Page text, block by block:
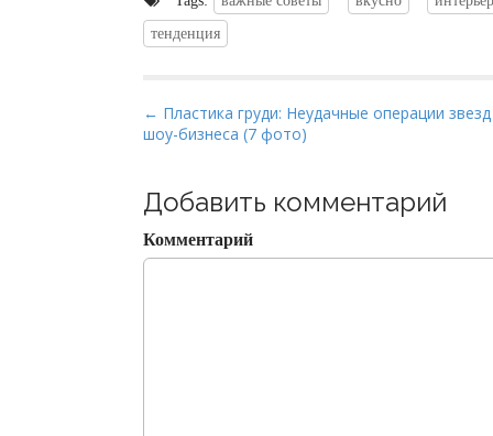
тенденция
P
o
t
n
a
← Пластика груди: Неудачные операции звезд
шоу-бизнеса (7 фото)
Добавить комментарий
Комментарий